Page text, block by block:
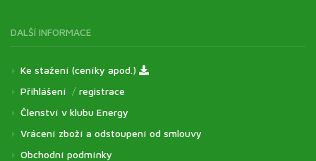
DALŠÍ INFORMACE
Ke stažení (ceníky apod.)
Přihlášení / registrace
Členství v klubu Energy
Vrácení zboží a odstoupení od smlouvy
Obchodní podmínky